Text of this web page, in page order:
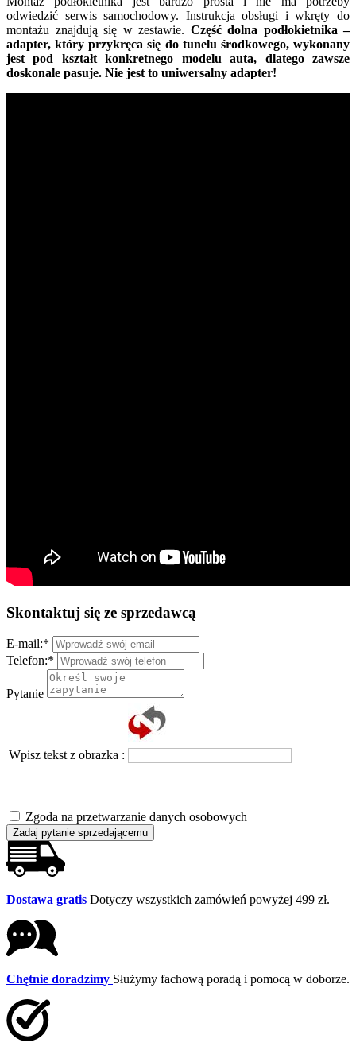
odwiedzić serwis samochodowy. Instrukcja obsługi i wkręty do
montażu znajdują się w zestawie. Część dolna podłokietnika –
adapter, który przykręca się do tunelu środkowego, wykonany
jest pod kształt konkretnego modelu auta, dlatego zawsze
doskonale pasuje. Nie jest to uniwersalny adapter!
Skontaktuj się ze sprzedawcą
E-mail:*
Telefon:*
Pytanie
Wpisz tekst z obrazka :
Zgoda na przetwarzanie danych osobowych
Zadaj pytanie sprzedającemu
Dostawa gratis Dotyczy wszystkich zamówień powyżej 499 zł.
Chętnie doradzimy Służymy fachową poradą i pomocą w doborze.